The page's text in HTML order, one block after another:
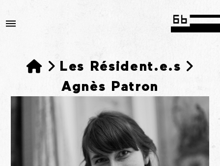
Accueil
Les Résident.e.s
Agnès Patron